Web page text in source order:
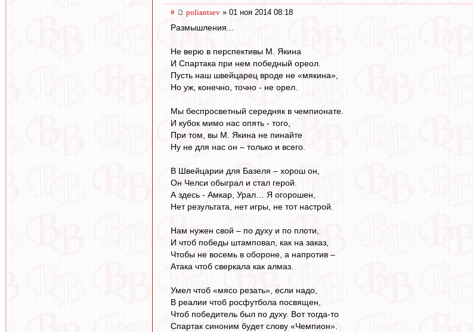
# poliantsev » 01 ноя 2014 08:18
Размышления...
Не верю в перспективы М. Якина
И Спартака при нем победный ореол.
Пусть наш швейцарец вроде не «мякина»,
Но уж, конечно, точно - не орел.
Мы беспросветный середняк в чемпионате.
И кубок мимо нас опять - того,
При том, вы М. Якина не пинайте
Ну не для нас он – только и всего.
В Швейцарии для Базеля – хорош он,
Он Челси обыграл и стал герой.
А здесь - Амкар, Урал… Я огорошен,
Нет результата, нет игры, не тот настрой.
Нам нужен свой – по духу и по плоти,
И чтоб победы штамповал, как на заказ,
Чтобы не восемь в обороне, а напротив –
Атака чтоб сверкала как алмаз.
Умел чтоб «мясо резать», если надо,
В реалии чтоб росфутбола посвящен,
Чтоб победитель был по духу. Вот тогда-то
Спартак синоним будет слову «Чемпион».